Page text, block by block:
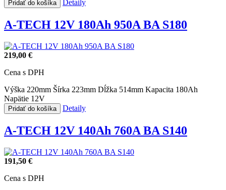
Pridať do košíka Detaily
A-TECH 12V 180Ah 950A BA S180
219,00 €
Cena s DPH
Výška 220mm Šírka 223mm Dĺžka 514mm Kapacita 180Ah
Napätie 12V
Pridať do košíka Detaily
A-TECH 12V 140Ah 760A BA S140
191,50 €
Cena s DPH